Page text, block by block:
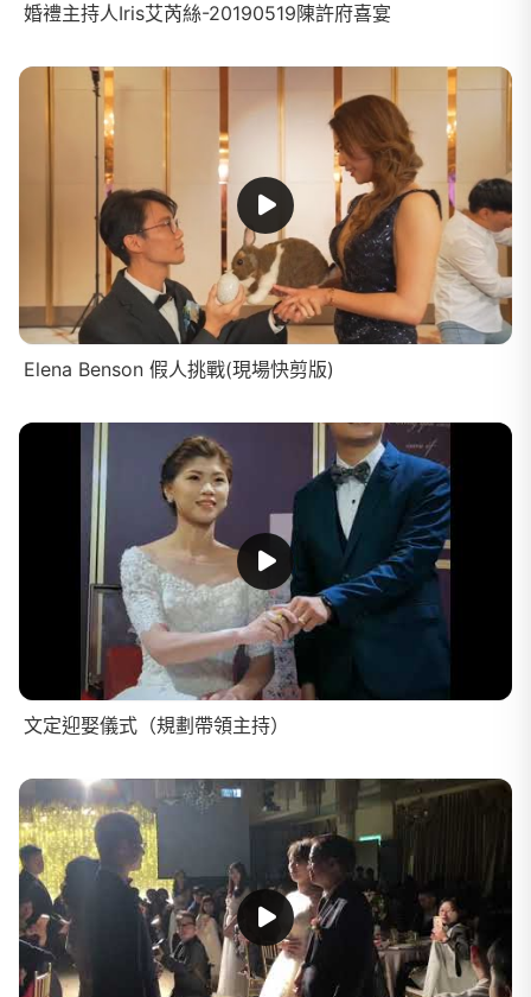
婚禮主持人Iris艾芮絲-20190519陳許府喜宴
Elena Benson 假人挑戰(現場快剪版)
文定迎娶儀式（規劃帶領主持）